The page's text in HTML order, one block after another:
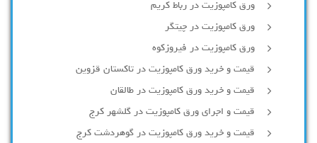
ورق کامپوزیت در رباط کریم
ورق کامپوزیت در چیتگر
ورق کامپوزیت در فیروزکوه
قیمت و خرید ورق کامپوزیت در تاکستان قزوین
قیمت و خرید ورق کامپوزیت در طالقان
قیمت و اجرای ورق کامپوزیت در گلشهر کرج
قیمت و خرید ورق کامپوزیت در گوهردشت کرج